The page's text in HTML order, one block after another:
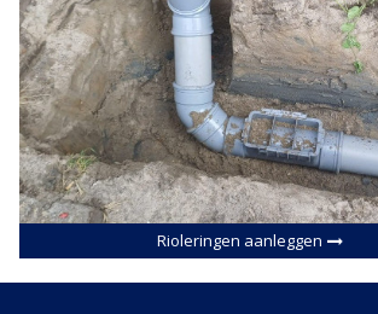
Rioleringen aanleggen